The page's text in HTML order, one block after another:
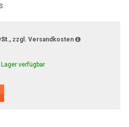
zzgl. Versandkosten
Lager verfügbar